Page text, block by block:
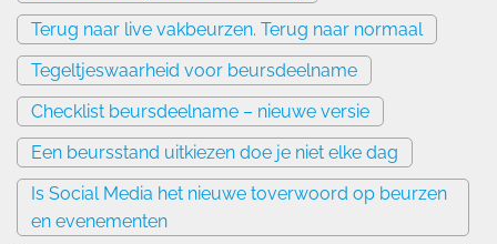
Terug naar live vakbeurzen. Terug naar normaal
Tegeltjeswaarheid voor beursdeelname
Checklist beursdeelname – nieuwe versie
Een beursstand uitkiezen doe je niet elke dag
Is Social Media het nieuwe toverwoord op beurzen
en evenementen